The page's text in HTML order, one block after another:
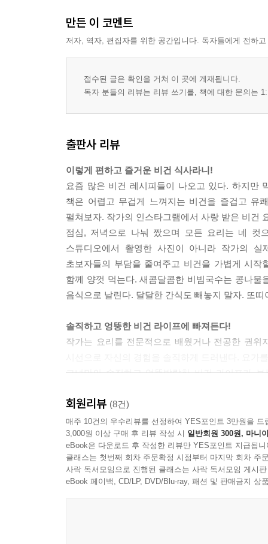
만든 이 코멘트
저자, 역자, 편집자를 위한 공간입니다. 독자들에게 전하
접수된 글은 확인을 거쳐 이 곳에 게재됩니다.
독자 분들의 리뷰는 리뷰 쓰기를, 책에 대한 문의는
출판사 리뷰
이렇게 편하고 즐거운 비건 식사라니!
요즘 많은 비건 레시피들이 나오고 있다. 하지만
책은 어렵고 무겁게 느껴지는 비건을 즐겁고 유
펼쳐보자. 작가의 인스타그램에서 사랑 받은 비건
점심, 저녁으로 나눠 짰으며 모든 요리는 네 컷
스튜디오에서 촬영한 사진이 아니라 작가의
초보자들의 부담을 줄여주고 비건을 가볍게 시
함께 양껏 먹는다. 새콤달콤한 비빔국수는 콩나
음식으로 날린다. 달달한 간식도 빼놓지 말자. 또
솔직하고 엉뚱한 비건 라이프에 빠져든다!
작가는 요리를 전문적으로 배웠거나 전공한 권
그녀만의 솔직하고 엉뚱발랄한 비건 라이프가
사람까지 만족스럽다. 국수라면 이야기가 달라
것이다.
익숙한 음식의 재발견! 오늘 바로 만들어 먹을 수
이 책은 비건 요리가 어렵고 힘들다고 생각하는
냉이전, 묵무침, 비빔국수 등 이름만 들어도 반
회원리뷰 (8건)
매주 10건의 우수리뷰를 선정하여 YES포인트 3만원을 드
3,000원 이상 구매 후 리뷰 작성 시 일반회원 300원, 마니
eBook은 다운로드 후 작성한 리뷰만 YES포인트 지급됩니
클래스는 첫번째 회차 주문확정 시점부터 마지막 회차 주
사락 독서모임으로 진행된 클래스는 사락 독서모임 게시
eBook 페이백, CD/LP, DVD/Blu-ray, 패션 및 판매금지 상